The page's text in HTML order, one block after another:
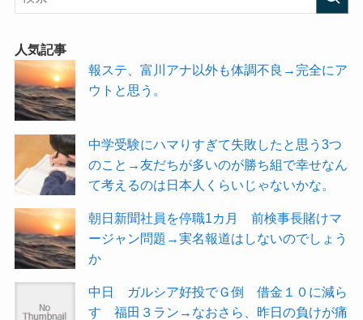
人気記事
報ステ、富川アナ以外も体調不良→完全にア
ウトと思う。
中学受験にハマりすぎて失敗したと思う3つ
のこと→友だちが多いのが勝ち組で幸せなん
て考えるのは日本人くらいじゃないかな。
朝日新聞社員を停職1カ月 前検事長賭けマ
ージャン問題→実名報道はしないのでしょう
か
中日 ガルシア好投でＧ倒 借金１０に減ら
す 福田３ラン→なおさら、昨日の負けが痛